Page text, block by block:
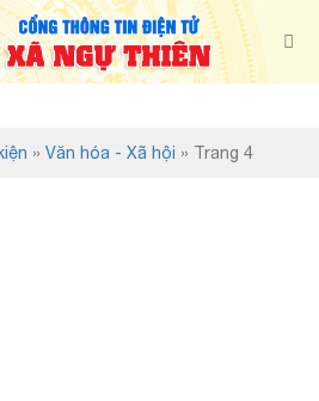
» Văn hóa - Xã hội » Trang 4